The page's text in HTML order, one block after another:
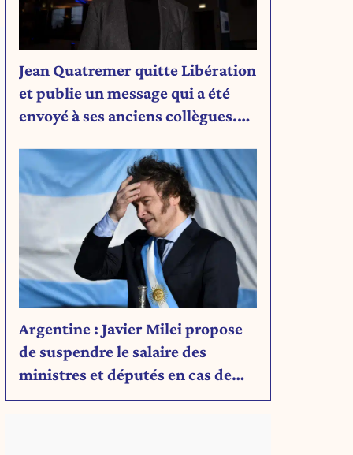
Jean Quatremer quitte Libération
et publie un message qui a été
envoyé à ses anciens collègues.
Argentine : Javier Milei propose
de suspendre le salaire des
ministres et députés en cas de
déficit budgétaire